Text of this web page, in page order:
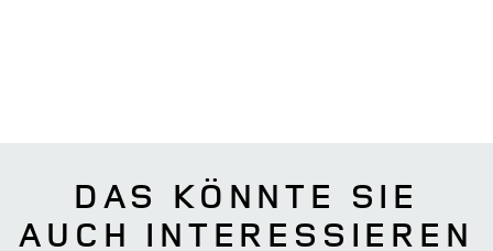
DAS KÖNNTE SIE
AUCH INTERESSIEREN